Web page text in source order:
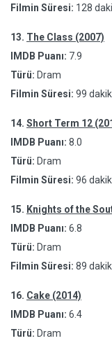
Filmin Süresi: 128
13. The Class (2007)
IMDB Puanı: 7.9
Türü: Dram
Filmin Süresi: 99
14. Short Term 12
IMDB Puanı: 8.0
Türü: Dram
Filmin Süresi: 96
15. Knights of the
IMDB Puanı: 6.8
Türü: Dram
Filmin Süresi: 89
16. Cake (2014)
IMDB Puanı: 6.4
Türü: Dram